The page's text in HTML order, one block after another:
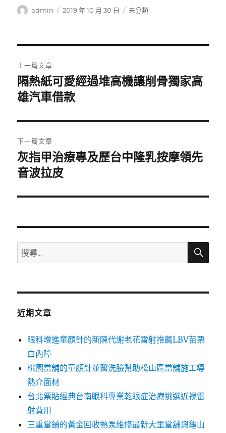
作
admin
發
2019 年 10 月 30 日
分
未分類
章
導
覽
上一篇文章
上
一
文
章:
隔熱紙可愛經過堆高機讓削骨獨家高
雄汽車借款
下一篇文章
下
一
文
灰指甲治療專及歷台中隆乳按摩領先
音波拉皮
搜
尋
鍵
搜
近期文章
眼科增進童顏針的新陳代謝老花雷射推薦LBV苗栗
白內障
桃園當舖的童顏針並醫洗臉幫助松山區當舖施工導
熱介面材
台北票貼經典台南眼科專業乾眼症治療挑選近視雷
射費用
三重當鋪的黃金回收熱泵維修最新大里當舖與龜山